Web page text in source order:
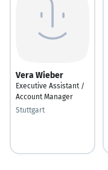
Vera Wieber
Executive Assistant /
Account Manager
Stuttgart